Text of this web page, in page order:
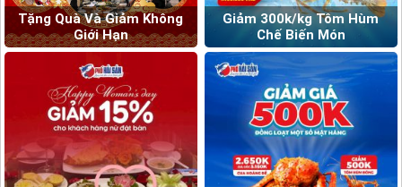
Tặng Quà Và Giảm Không
Giới Hạn
Giảm 300k/kg Tôm Hùm
Chế Biến Món